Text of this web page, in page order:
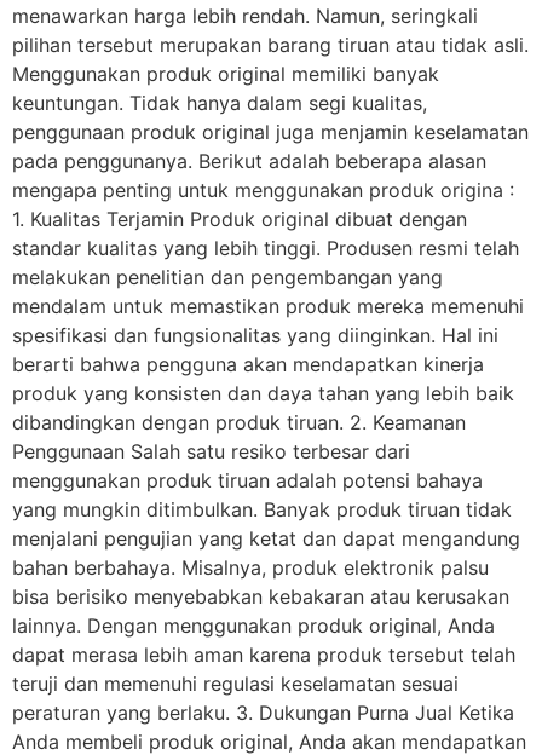
menawarkan harga lebih rendah. Namun, seringkali
pilihan tersebut merupakan barang tiruan atau tidak asli.
Menggunakan produk original memiliki banyak
keuntungan. Tidak hanya dalam segi kualitas,
penggunaan produk original juga menjamin keselamatan
pada penggunanya. Berikut adalah beberapa alasan
mengapa penting untuk menggunakan produk origina :
1. Kualitas Terjamin Produk original dibuat dengan
standar kualitas yang lebih tinggi. Produsen resmi telah
melakukan penelitian dan pengembangan yang
mendalam untuk memastikan produk mereka memenuhi
spesifikasi dan fungsionalitas yang diinginkan. Hal ini
berarti bahwa pengguna akan mendapatkan kinerja
produk yang konsisten dan daya tahan yang lebih baik
dibandingkan dengan produk tiruan. 2. Keamanan
Penggunaan Salah satu resiko terbesar dari
menggunakan produk tiruan adalah potensi bahaya
yang mungkin ditimbulkan. Banyak produk tiruan tidak
menjalani pengujian yang ketat dan dapat mengandung
bahan berbahaya. Misalnya, produk elektronik palsu
bisa berisiko menyebabkan kebakaran atau kerusakan
lainnya. Dengan menggunakan produk original, Anda
dapat merasa lebih aman karena produk tersebut telah
teruji dan memenuhi regulasi keselamatan sesuai
peraturan yang berlaku. 3. Dukungan Purna Jual Ketika
Anda membeli produk original, Anda akan mendapatkan